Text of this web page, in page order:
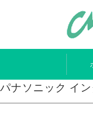
パナソニック イ